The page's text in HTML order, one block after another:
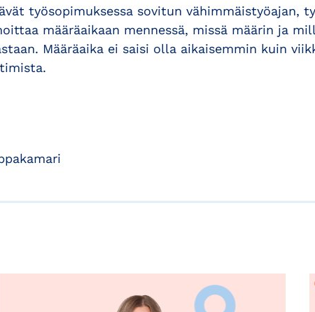
työsopimuksessa sovitun vähimmäistyöajan,
määräaikaan mennessä, missä määrin ja
Määräaika ei saisi olla aikaisemmin kuin